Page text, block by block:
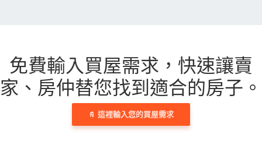
免費輸入買屋需求， 快速讓賣
家、房仲替您找到適合的房子。
這裡輸入您的買屋需求